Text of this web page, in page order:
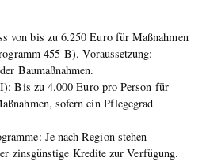
von bis zu 6.250 Euro für Maßnahmen
455-B). Voraussetzung:
Baumaßnahmen.
Bis zu 4.000 Euro pro Person für
sofern ein Pflegegrad
Je nach Region stehen
zinsgünstige Kredite zur Verfügung.